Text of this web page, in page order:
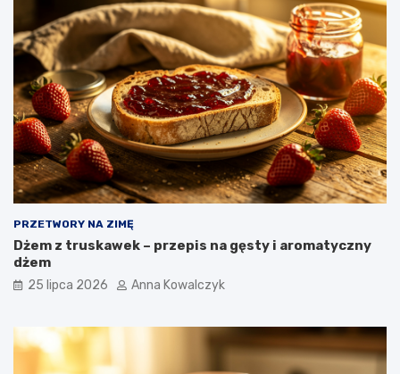
PRZETWORY NA ZIMĘ
Dżem z truskawek – przepis na gęsty i aromatyczny
dżem
25 lipca 2026 Anna Kowalczyk